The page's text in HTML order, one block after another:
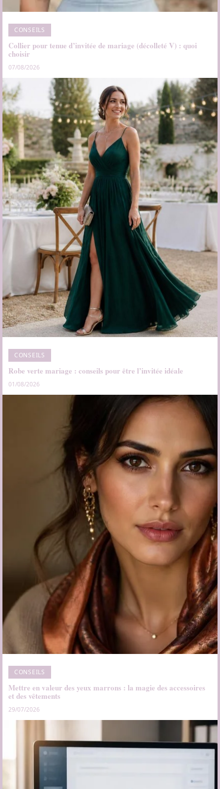
CONSEILS
Collier pour tenue d’invitée de mariage (décolleté V) : quoi
choisir
07/08/2026
CONSEILS
Robe verte mariage : conseils pour être l’invitée idéale
01/08/2026
CONSEILS
Mettre en valeur des yeux marrons : la magie des accessoires
et des vêtements
29/07/2026